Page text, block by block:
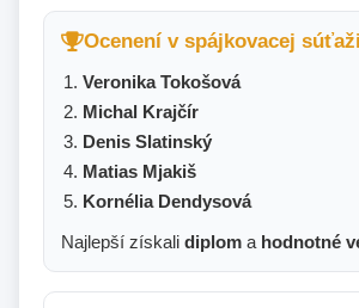
Ocenení v spájkovacej súťaži
Veronika Tokošová
Michal Krajčír
Denis Slatinský
Matias Mjakiš
Kornélia Dendysová
Najlepší získali diplom a hodnotné